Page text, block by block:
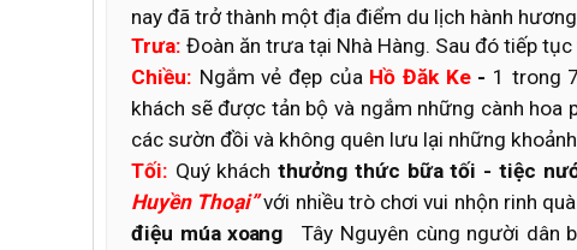
nay đã trở thành một địa điểm du lịch hành
Trưa: Đoàn ăn trưa tại Nhà Hàng. Sau đó tiếp
Chiều: Ngắm vẻ đẹp của Hồ Đăk Ke - 1 trong
khách sẽ được tản bộ và ngắm những cành hoa
các sườn đồi và không quên lưu lại những
Tối: Quý kháchthưởng thức bữa tối - tiệc
Huyền Thoại”với nhiều trò chơi vui nhộn rinh
điệu múaxoang
Tây Nguyên cùng người dân